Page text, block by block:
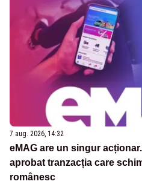
7 aug. 2026, 14:32
eMAG are un singur
aprobat tranzacția care
românesc